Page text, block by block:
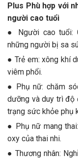
Plus Phù hợp với
người cao tuổi
● Người cao tuổi:
những người bị sa
● Trẻ em: xông khí
viêm phổi.
● Phụ nữ: chăm
dưỡng và duy trì độ
trạng sức khỏe phụ
● Phụ nữ mang
oxy của thai nhi.
● Thương nhân: